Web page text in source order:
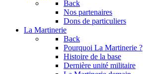
Back
Nos partenaires
Dons de particuliers
La Martinerie
Back
Pourquoi La Martinerie ?
Histoire de la base
Dernière unité militaire